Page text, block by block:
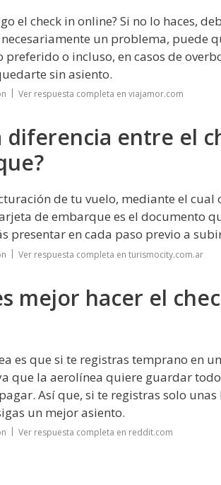
el check in online? Si no lo haces,
un problema, puede
preferido o incluso, en casos de
sin asiento.
Ver respuesta completa en viajamor.com
diferencia entre el
de tu vuelo, mediante el
de embarque es el documento
presentar en cada paso previo a
Ver respuesta completa en turismocity.com.ar
mejor hacer el
es que si te registras temprano en
que la aerolínea quiere guardar
Así que, si te registras solo
un mejor asiento.
Ver respuesta completa en reddit.com